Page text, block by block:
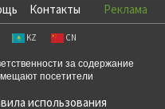
Контакты Реклама
KZ CN
за содержание
посетители
использования